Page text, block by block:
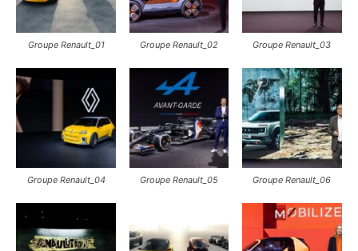
Groupe Renault_01 Groupe Renault_02 Groupe Renault_03
Groupe Renault_04 Groupe Renault_05 Groupe Renault_06